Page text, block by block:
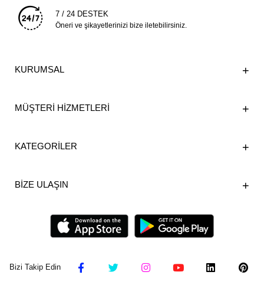
7 / 24 DESTEK
Öneri ve şikayetlerinizi bize iletebilirsiniz.
KURUMSAL
MÜŞTERİ HİZMETLERİ
KATEGORİLER
BİZE ULAŞIN
Bizi Takip Edin